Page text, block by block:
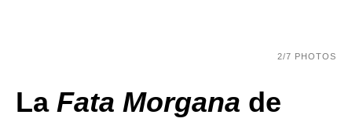
2/7 PHOTOS
La Fata Morgana de